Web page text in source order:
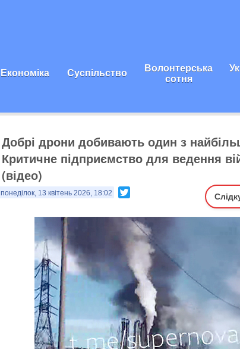
Економіка Суспільство Волонтерська
сотня
Добрі дрони добивають один з
Критичне підприємство для ведення
(відео)
понеділок, 13 квітень 2026, 18:02